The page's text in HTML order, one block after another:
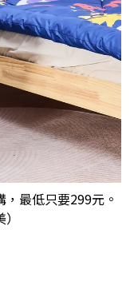
最低只要299元。